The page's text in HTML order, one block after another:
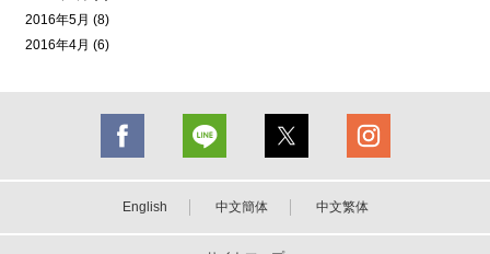
2016年5月 (8)
2016年4月 (6)
English 中文簡体 中文繁体